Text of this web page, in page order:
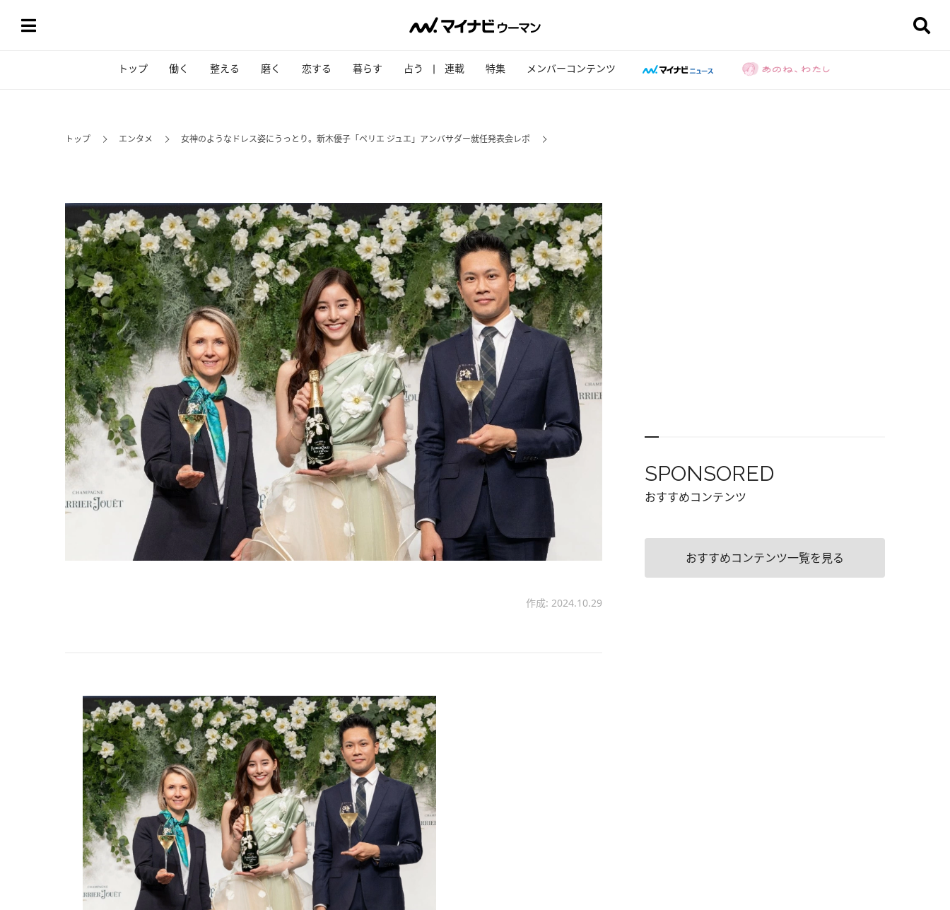
トップ 働く 整える 磨く 恋する 暮らす 占う 連載 特集 メンバーコンテンツ
トップ エンタメ 女神のようなドレス姿にうっとり。新木優子「ペリエ ジュエ」アンバサダー就任発表会レポ
作成: 2024.10.29
SPONSORED
おすすめコンテンツ
おすすめコンテンツ一覧を見る